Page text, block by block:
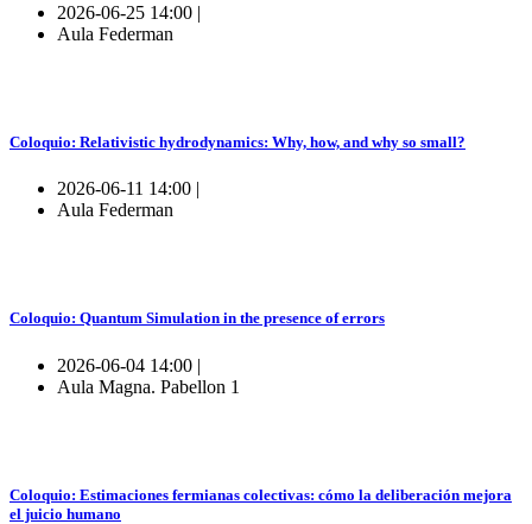
2026-06-25 14:00 |
Aula Federman
Coloquio: Relativistic hydrodynamics: Why, how, and why so small?
2026-06-11 14:00 |
Aula Federman
Coloquio: Quantum Simulation in the presence of errors
2026-06-04 14:00 |
Aula Magna. Pabellon 1
Coloquio: Estimaciones fermianas colectivas: cómo la deliberación mejora
el juicio humano